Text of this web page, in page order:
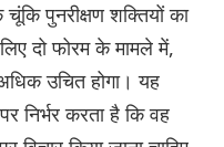
पुनरीक्षण शक्तियों का
दो फोरम के मामले में,
उचित होगा। यह
निर्भर करता है कि वह